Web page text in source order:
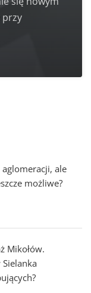
przy
ale
możliwe?
Mikołów.